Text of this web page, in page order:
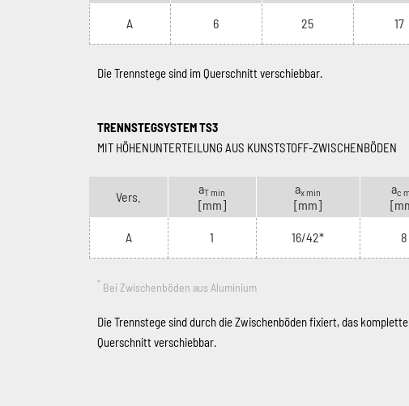
A 6 25 17
Die Trennstege sind im Querschnitt verschiebbar.
TRENNSTEGSYSTEM TS3
MIT HÖHENUNTERTEILUNG AUS KUNSTSTOFF-ZWISCHENBÖDEN
Vers.
aT min
[mm]
ax min
[mm]
ac
A 1 16/42* 8
* Bei Zwischenböden aus Aluminium
Die Trennstege sind durch die Zwischenböden fixiert, das
Querschnitt verschiebbar.